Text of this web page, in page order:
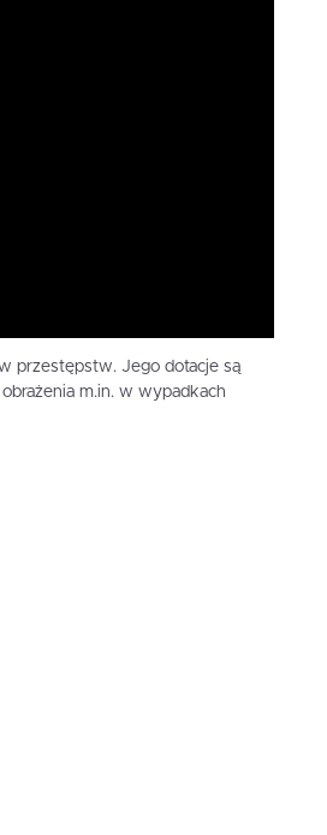
przestępstw. Jego dotacje są
m.in. w wypadkach